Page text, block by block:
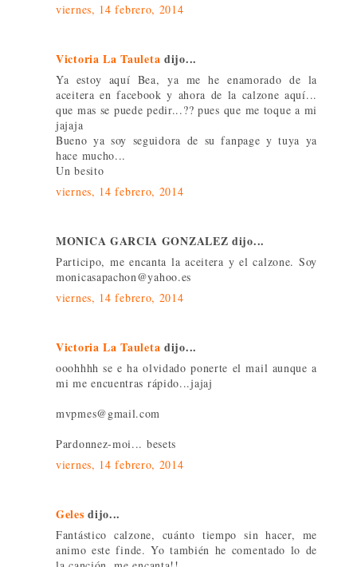
viernes, 14 febrero, 2014
Victoria La Tauleta dijo...
Ya estoy aquí Bea, ya me he enamorado de la
aceitera en facebook y ahora de la calzone aquí...
que mas se puede pedir...?? pues que me toque a mi
jajaja
Bueno ya soy seguidora de su fanpage y tuya ya
hace mucho...
Un besito
viernes, 14 febrero, 2014
MONICA GARCIA GONZALEZ dijo...
Participo, me encanta la aceitera y el calzone. Soy
monicasapachon@yahoo.es
viernes, 14 febrero, 2014
Victoria La Tauleta dijo...
ooohhhh se e ha olvidado ponerte el mail aunque a
mi me encuentras rápido...jajaj
mvpmes@gmail.com
Pardonnez-moi... besets
viernes, 14 febrero, 2014
Geles dijo...
Fantástico calzone, cuánto tiempo sin hacer, me
animo este finde. Yo también he comentado lo de